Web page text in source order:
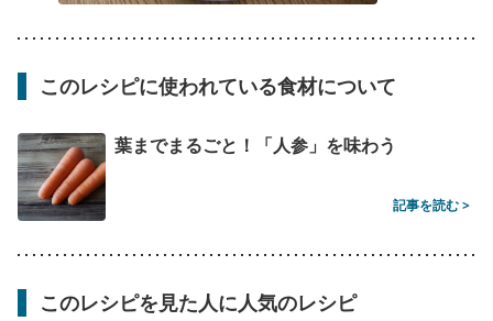
このレシピに使われている食材について
葉までまるごと！「人参」を味わう
記事を読む >
このレシピを見た人に人気のレシピ